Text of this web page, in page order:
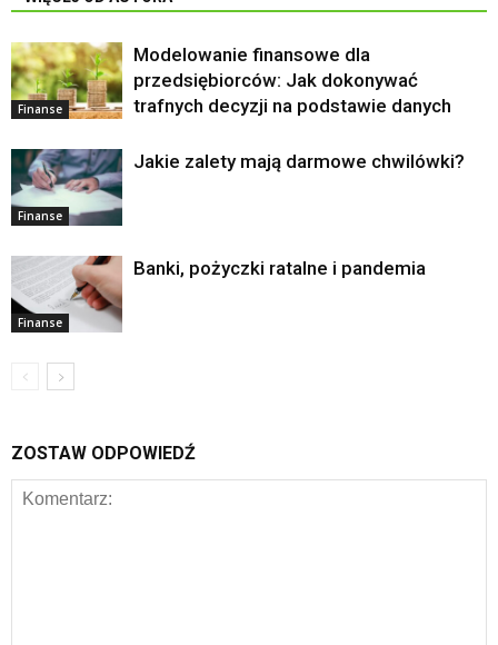
Finanse
Modelowanie finansowe dla
przedsiębiorców: Jak dokonywać
trafnych decyzji na podstawie danych
Finanse
Jakie zalety mają darmowe chwilówki?
Finanse
Banki, pożyczki ratalne i pandemia
ZOSTAW ODPOWIEDŹ